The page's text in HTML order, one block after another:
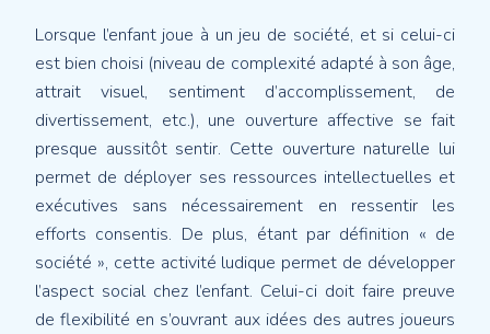
Lorsque l’enfant joue à un jeu de société, et si celui-ci
est bien choisi (niveau de complexité adapté à son âge,
attrait visuel, sentiment d’accomplissement, de
divertissement, etc.), une ouverture affective se fait
presque aussitôt sentir. Cette ouverture naturelle lui
permet de déployer ses ressources intellectuelles et
exécutives sans nécessairement en ressentir les
efforts consentis. De plus, étant par définition « de
société », cette activité ludique permet de développer
l’aspect social chez l’enfant. Celui-ci doit faire preuve
de flexibilité en s’ouvrant aux idées des autres joueurs